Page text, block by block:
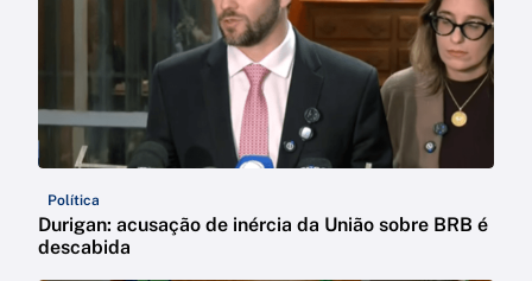
Política
Durigan: acusação de inércia da União sobre BRB é
descabida